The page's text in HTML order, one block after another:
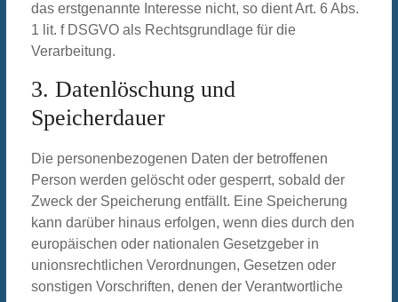
das erstgenannte Interesse nicht, so dient Art. 6 Abs.
1 lit. f DSGVO als Rechtsgrundlage für die
Verarbeitung.
3. Datenlöschung und
Speicherdauer
Die personenbezogenen Daten der betroffenen
Person werden gelöscht oder gesperrt, sobald der
Zweck der Speicherung entfällt. Eine Speicherung
kann darüber hinaus erfolgen, wenn dies durch den
europäischen oder nationalen Gesetzgeber in
unionsrechtlichen Verordnungen, Gesetzen oder
sonstigen Vorschriften, denen der Verantwortliche